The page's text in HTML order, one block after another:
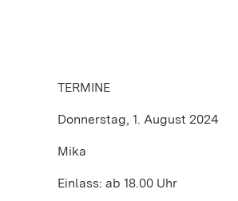
TERMINE
Donnerstag, 1. August 2024
Mika
Einlass: ab 18.00 Uhr